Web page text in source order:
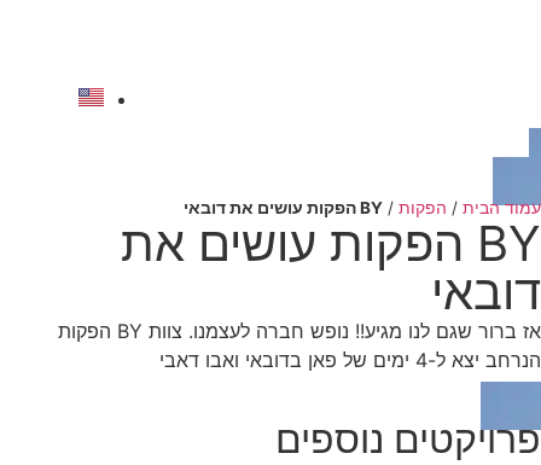
עמוד הבית / הפקות / BY הפקות עושים את דובאי
BY הפקות עושים את
דובאי
אז ברור שגם לנו מגיע!! נופש חברה לעצמנו. צוות BY הפקות
הנרחב יצא ל-4 ימים של פאן בדובאי ואבו דאבי
פרויקטים נוספים